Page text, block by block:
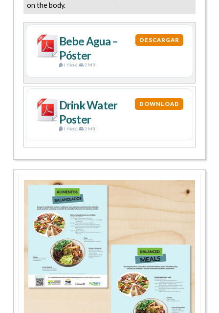
on the body.
Bebe Agua –
Póster
1 file(s) 2 MB
DESCARGAR
Drink Water
Poster
1 file(s) 2 MB
DOWNLOAD